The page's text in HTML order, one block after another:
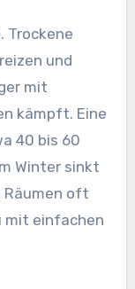
Trockene
und
mit
kämpft. Eine
40 bis 60
Winter sinkt
oft
mit einfachen